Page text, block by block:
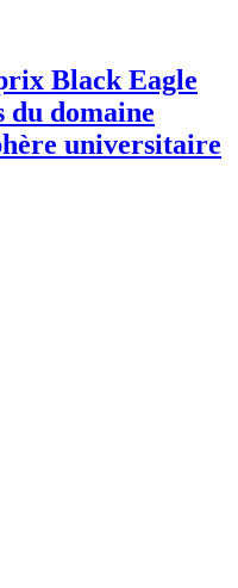
Black Eagle
du domaine
universitaire